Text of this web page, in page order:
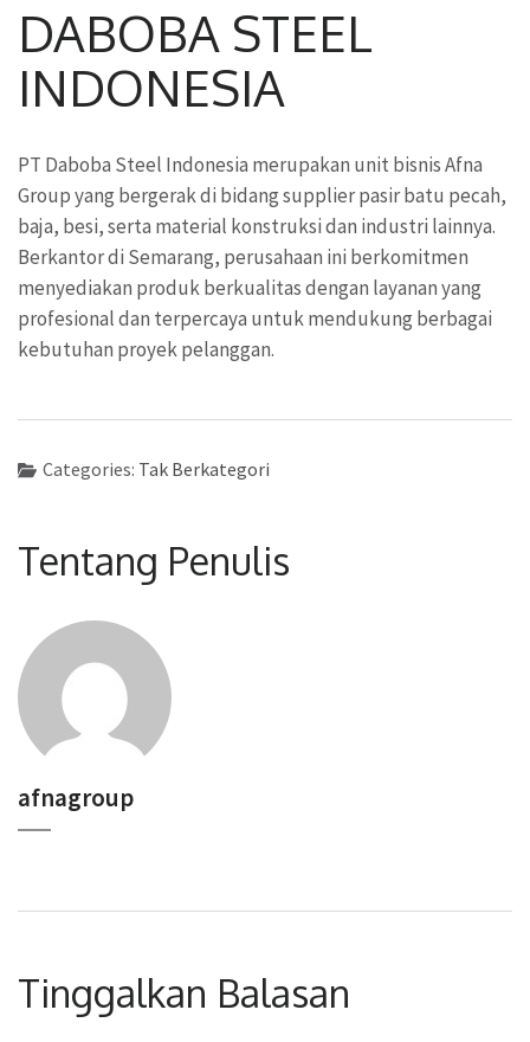
DABOBA STEEL
INDONESIA
PT Daboba Steel Indonesia merupakan unit bisnis Afna
Group yang bergerak di bidang supplier pasir batu pecah,
baja, besi, serta material konstruksi dan industri lainnya.
Berkantor di Semarang, perusahaan ini berkomitmen
menyediakan produk berkualitas dengan layanan yang
profesional dan terpercaya untuk mendukung berbagai
kebutuhan proyek pelanggan.
Categories: Tak Berkategori
Tentang Penulis
afnagroup
Tinggalkan Balasan